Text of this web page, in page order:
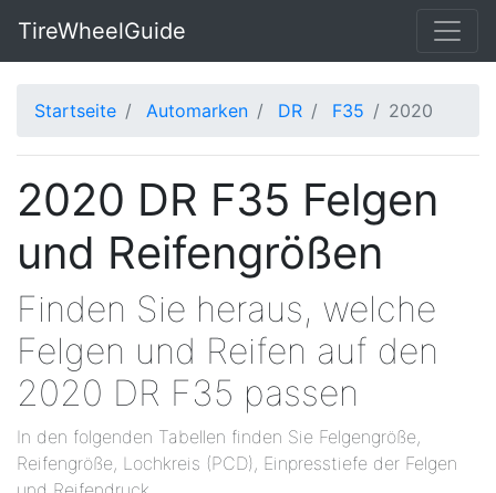
TireWheelGuide
Startseite Automarken DR F35 2020
2020 DR F35 Felgen
und Reifengrößen
Finden Sie heraus, welche
Felgen und Reifen auf den
2020 DR F35 passen
In den folgenden Tabellen finden Sie Felgengröße,
Reifengröße, Lochkreis (PCD), Einpresstiefe der Felgen